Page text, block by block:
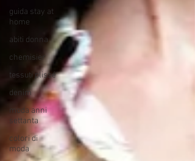
guida stay at
home
abiti donna
chemisier
tessuti plissé
denim
moda anni
settanta
colori di
moda